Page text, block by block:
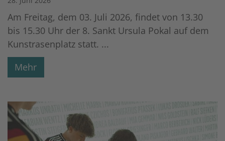
Am Freitag, dem 03. Juli 2026, findet von 13.30
bis 15.30 Uhr der 8. Sankt Ursula Pokal auf dem
Kunstrasenplatz statt. ...
Mehr